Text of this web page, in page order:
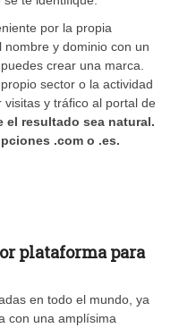
por la propia
nombre y dominio con un
crear una marca.
sector o la actividad
y tráfico al portal de
el resultado sea natural.
.com o .es.
plataforma para
en todo el mundo, ya
con una amplísima